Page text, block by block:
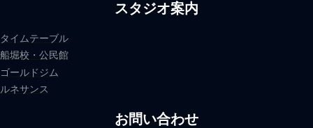
スタジオ案内
タイムテーブル
船堀校・公民館
ゴールドジム
ルネサンス
お問い合わせ